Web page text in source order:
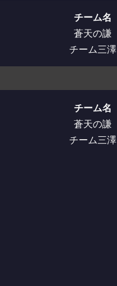
チーム名
蒼天の謙
チーム三澤
チーム名
蒼天の謙
チーム三澤